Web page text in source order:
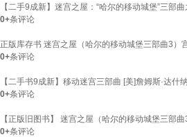
【二手9成新】迷宫之屋：“哈尔的移动城堡”三部
0+条评论
正版库存书 迷宫之屋（哈尔的移动城堡三部曲3）
0+条评论
【二手书9成新】移动迷宫三部曲 [美]詹姆斯·达什
0+条评论
【正版旧图书】 迷宫之屋（哈尔的移动城堡三部
0+条评论